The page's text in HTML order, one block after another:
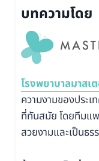
บทความโดย
โรงพยาบาลมาสเ
ความงามของประเ
ที่ทันสมัย โดยทีมแ
สวยงามและเป็นธร